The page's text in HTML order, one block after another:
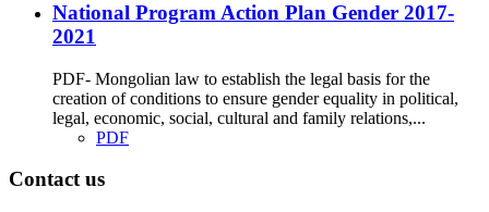
National Program Action Plan Gender 2017-
2021
PDF- Mongolian law to establish the legal basis for the
creation of conditions to ensure gender equality in political,
legal, economic, social, cultural and family relations,...
PDF
Contact us